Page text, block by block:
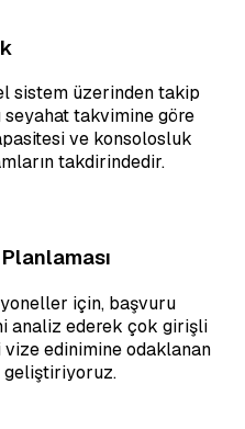
sistem üzerinden takip
takvimine göre
ve konsolosluk
takdirindedir.
için, başvuru
analiz ederek çok girişli
edinimine odaklanan